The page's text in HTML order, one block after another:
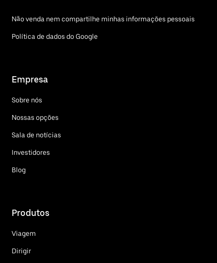
Não venda nem compartilhe minhas informações pessoais
Política de dados do Google
Empresa
Sobre nós
Nossas opções
Sala de notícias
Investidores
Blog
Produtos
Viagem
Dirigir